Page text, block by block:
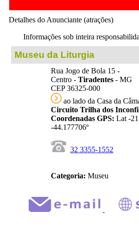
Detalhes do Anunciante (atrações)
Informações sob inteira
Museu da Liturgia
Rua Jogo de Bola 15 -
Centro - Tiradentes - MG
CEP 36325-000
ao lado da Casa da
Circuito Trilha dos
Coordenadas GPS: Lat -
-44.177706º
32 3355-1552
Categoria: Museu